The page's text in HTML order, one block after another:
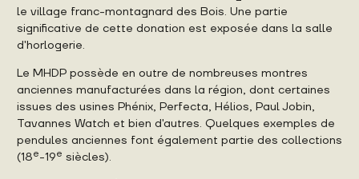
le village franc-montagnard des Bois. Une partie
significative de cette donation est exposée dans la salle
d'horlogerie.
Le MHDP possède en outre de nombreuses montres
anciennes manufacturées dans la région, dont certaines
issues des usines Phénix, Perfecta, Hélios, Paul Jobin,
Tavannes Watch et bien d'autres. Quelques exemples de
pendules anciennes font également partie des collections
(18e-19e siècles).